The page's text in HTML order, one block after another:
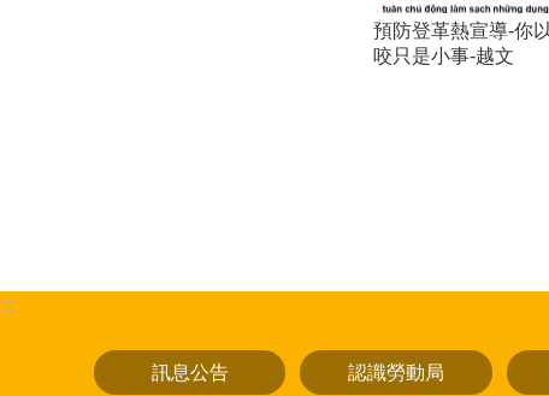
預防登革熱宣導-你
咬只是小事-越文
:::
訊息公告 認識勞動局